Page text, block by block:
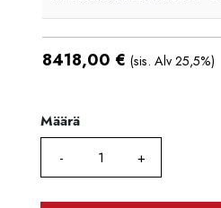
8418,00 € (sis. Alv 25,5%)
Määrä
Määrä